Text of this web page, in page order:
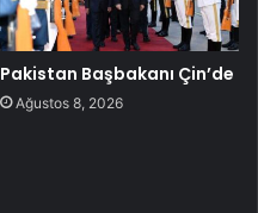
Pakistan Başbakanı Çin’de
Ağustos 8, 2026